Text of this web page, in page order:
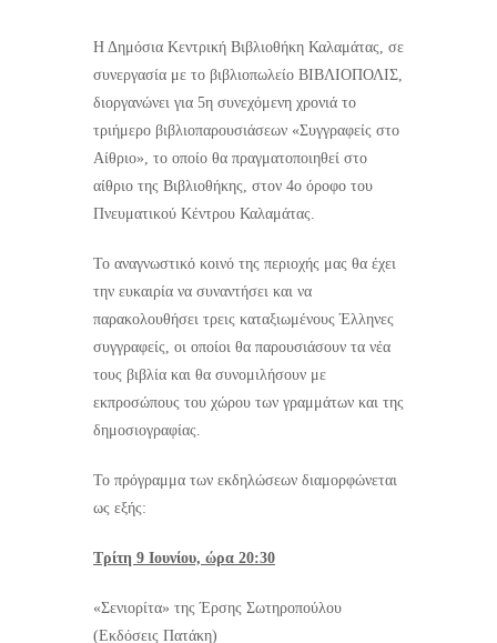
Η Δημόσια Κεντρική Βιβλιοθήκη Καλαμάτας, σε
συνεργασία με το βιβλιοπωλείο ΒΙΒΛΙΟΠΟΛΙΣ,
διοργανώνει για 5η συνεχόμενη χρονιά το
τριήμερο βιβλιοπαρουσιάσεων «Συγγραφείς στο
Αίθριο», το οποίο θα πραγματοποιηθεί στο
αίθριο της Βιβλιοθήκης, στον 4ο όροφο του
Πνευματικού Κέντρου Καλαμάτας.
Το αναγνωστικό κοινό της περιοχής μας θα έχει
την ευκαιρία να συναντήσει και να
παρακολουθήσει τρεις καταξιωμένους Έλληνες
συγγραφείς, οι οποίοι θα παρουσιάσουν τα νέα
τους βιβλία και θα συνομιλήσουν με
εκπροσώπους του χώρου των γραμμάτων και της
δημοσιογραφίας.
Το πρόγραμμα των εκδηλώσεων διαμορφώνεται
ως εξής:
Τρίτη 9 Ιουνίου, ώρα 20:30
«Σενιορίτα» της Έρσης Σωτηροπούλου
(Εκδόσεις Πατάκη)